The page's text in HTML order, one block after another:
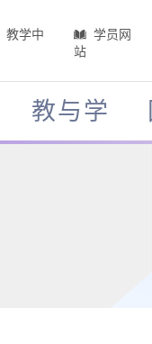
教学中
学员网
站
教与学